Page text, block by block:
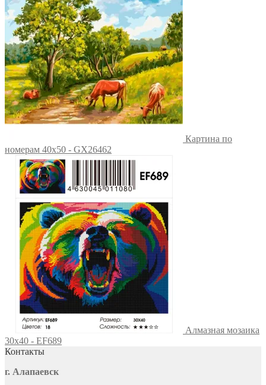
Картина по
номерам 40х50 - GX26462
Алмазная мозаика
30x40 - EF689
Контакты
г. Алапаевск